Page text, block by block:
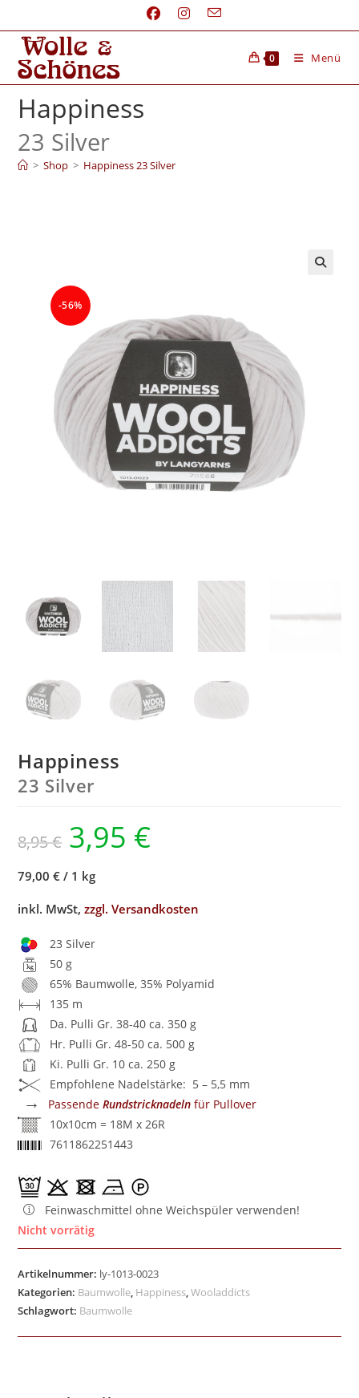
0 Menü
Happiness
23 Silver
> Shop > Happiness 23 Silver
-56%
Happiness
23 Silver
8,95€ 3,95 €
79,00 € / 1 kg
inkl. MwSt,zzgl. Versandkosten
23 Silver
50 g
65% Baumwolle, 35% Polyamid
135 m
Da. Pulli Gr. 38-40 ca. 350 g
Hr. Pulli Gr. 48-50 ca. 500 g
Ki. Pulli Gr. 10 ca. 250 g
Empfohlene Nadelstärke: 5 – 5,5 mm
→ PassendeRundstricknadeln für Pullover
10x10cm = 18M x 26R
7611862251443
Feinwaschmittel ohne Weichspüler verwenden!
Nicht vorrätig
Artikelnummer: ly-1013-0023
Kategorien: Baumwolle Happiness ,Wooladdicts
Schlagwort: Baumwolle